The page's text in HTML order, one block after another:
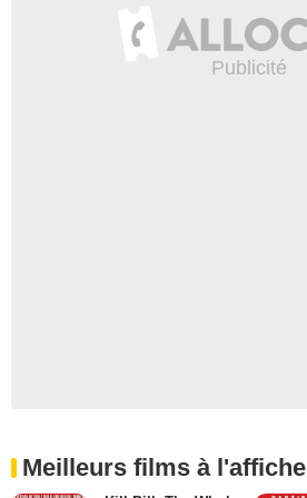
Meilleurs films à l'affiche